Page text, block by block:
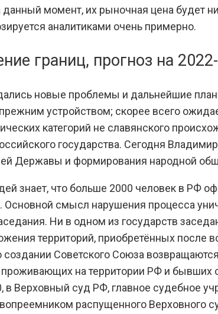
момент, их рыночная цена будет
аналитиками очень примерно.
границ, прогноз на
новые проблемы и дальнейшие
устройством; скорее всего
категорий не славянского
государства. Сегодня
Державы и формирования народной
знает, что больше 2000 человек в РФ
смысл нарушения процесса
Ни в одном из государств
территорий, приобретённых
Советского Союза
на территории РФ и бывших
Верховный суд РФ, главное судебное
распущенного Верховного